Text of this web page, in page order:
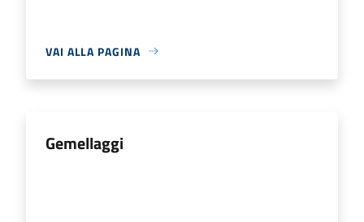
VAI ALLA PAGINA
Gemellaggi